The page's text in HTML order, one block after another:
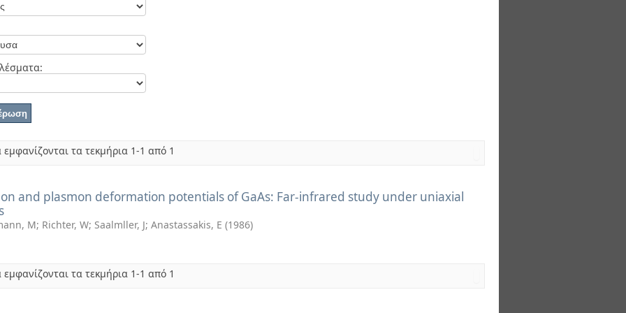
τα τεκμήρια 1-1 από 1
and plasmon deformation potentials of GaAs: Far-infrared study under uniaxial
M; Richter, W; Saalmller, J; Anastassakis, E (1986)
τα τεκμήρια 1-1 από 1